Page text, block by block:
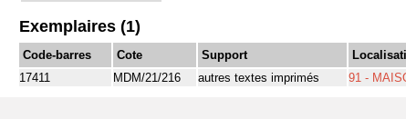
Exemplaires (1)
Code-barres Cote Support
17411
MDM/21/216 autres textes imprimés 91 -